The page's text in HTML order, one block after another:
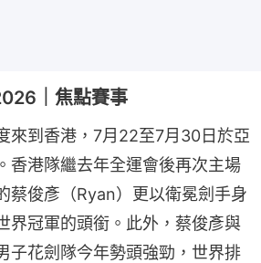
｜焦點賽事
來到香港，7月22至7月30日於亞
香港隊繼去年全運會後再次主場
蔡俊彥（Ryan）更以衛冕劍手身
界冠軍的頭銜。此外，蔡俊彥與
子花劍隊今年勢頭強勁，世界排